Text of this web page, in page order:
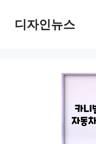
디자인뉴스